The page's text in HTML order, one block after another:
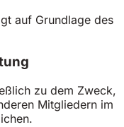
auf Grundlage des
zu dem Zweck,
Mitgliedern im